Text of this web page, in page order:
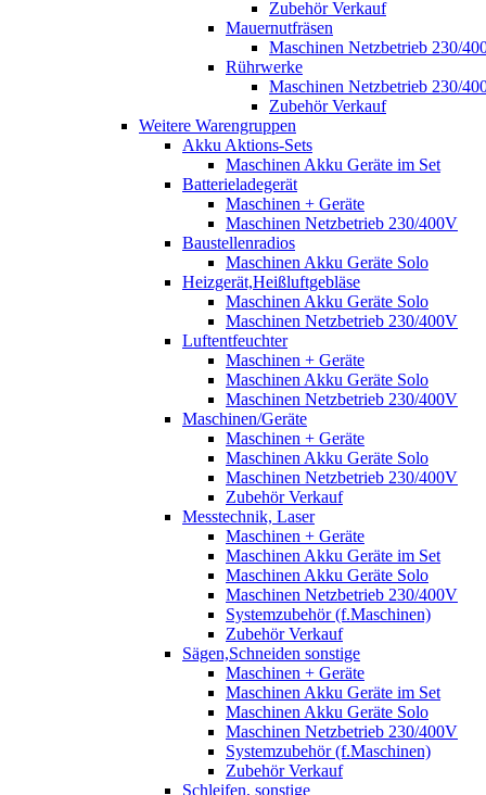
Zubehör Verkauf
Mauernutfräsen
Maschinen Netzbetrieb 230/
Rührwerke
Maschinen Netzbetrieb 230/
Zubehör Verkauf
Weitere Warengruppen
Akku Aktions-Sets
Maschinen Akku Geräte im Set
Batterieladegerät
Maschinen + Geräte
Maschinen Netzbetrieb 230/400V
Baustellenradios
Maschinen Akku Geräte Solo
Heizgerät,Heißluftgebläse
Maschinen Akku Geräte Solo
Maschinen Netzbetrieb 230/400V
Luftentfeuchter
Maschinen + Geräte
Maschinen Akku Geräte Solo
Maschinen Netzbetrieb 230/400V
Maschinen/Geräte
Maschinen + Geräte
Maschinen Akku Geräte Solo
Maschinen Netzbetrieb 230/400V
Zubehör Verkauf
Messtechnik, Laser
Maschinen + Geräte
Maschinen Akku Geräte im Set
Maschinen Akku Geräte Solo
Maschinen Netzbetrieb 230/400V
Systemzubehör (f.Maschinen)
Zubehör Verkauf
Sägen,Schneiden sonstige
Maschinen + Geräte
Maschinen Akku Geräte im Set
Maschinen Akku Geräte Solo
Maschinen Netzbetrieb 230/400V
Systemzubehör (f.Maschinen)
Zubehör Verkauf
Schleifen, sonstige